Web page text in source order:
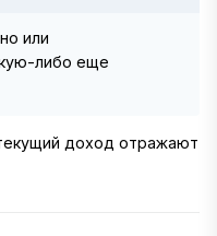
или
либо еще
доход отражают